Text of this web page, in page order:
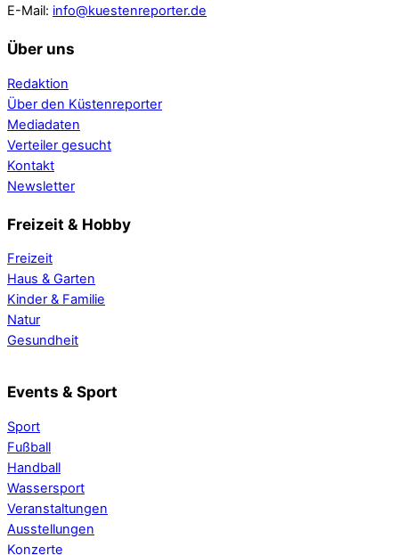
E-Mail: info@kuestenreporter.de
Über uns
Redaktion
Über den Küstenreporter
Mediadaten
Verteiler gesucht
Kontakt
Newsletter
Freizeit & Hobby
Freizeit
Haus & Garten
Kinder & Familie
Natur
Gesundheit
Events & Sport
Sport
Fußball
Handball
Wassersport
Veranstaltungen
Ausstellungen
Konzerte